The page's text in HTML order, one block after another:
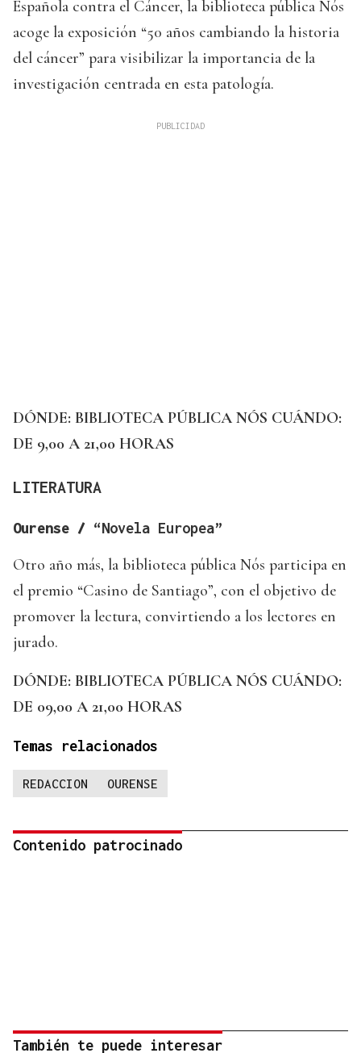
Española contra el Cáncer, la biblioteca pública Nós
acoge la exposición “50 años cambiando la historia
del cáncer” para visibilizar la importancia de la
investigación centrada en esta patología.
DÓNDE: BIBLIOTECA PÚBLICA NÓS CUÁNDO:
DE 9,00 A 21,00 HORAS
LITERATURA
Ourense / “Novela Europea”
Otro año más, la biblioteca pública Nós participa en
el premio “Casino de Santiago”, con el objetivo de
promover la lectura, convirtiendo a los lectores en
jurado.
DÓNDE: BIBLIOTECA PÚBLICA NÓS CUÁNDO:
DE 09,00 A 21,00 HORAS
Temas relacionados
REDACCION OURENSE
Contenido patrocinado
También te puede interesar